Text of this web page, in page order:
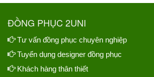
ĐỒNG PHỤC 2UNI
Tư vấn đồng phục chuyên nghiệp
Tuyển dụng designer đồng phục
Khách hàng thân thiết